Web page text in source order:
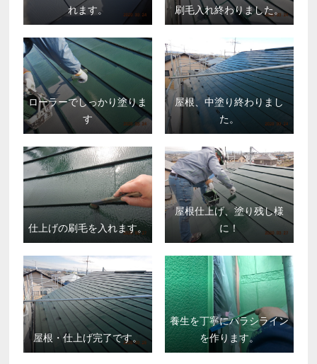
れます。
刷毛入れ終わりました。
ローラーでしっかり塗りま
す
屋根、中塗り終わりまし
た。
仕上げの刷毛を入れます。
屋根仕上げ、塗り残し様
に！
屋根・仕上げ完了です。
養生を丁寧にバラシライン
を作ります。